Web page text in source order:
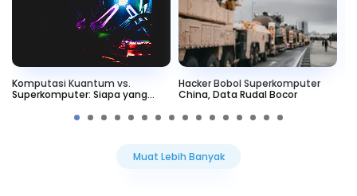
Komputasi Kuantum vs.
Superkomputer: Siapa yang
Hacker Bobol Superkomputer
China, Data Rudal Bocor
Muat Lebih Banyak